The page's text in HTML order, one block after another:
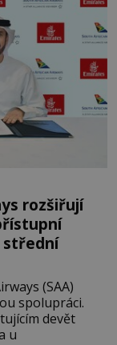
rozšiřují
střední
(SAA)
spolupráci.
devět
u